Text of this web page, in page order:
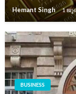
Hemant Singh 1
BUSINESS